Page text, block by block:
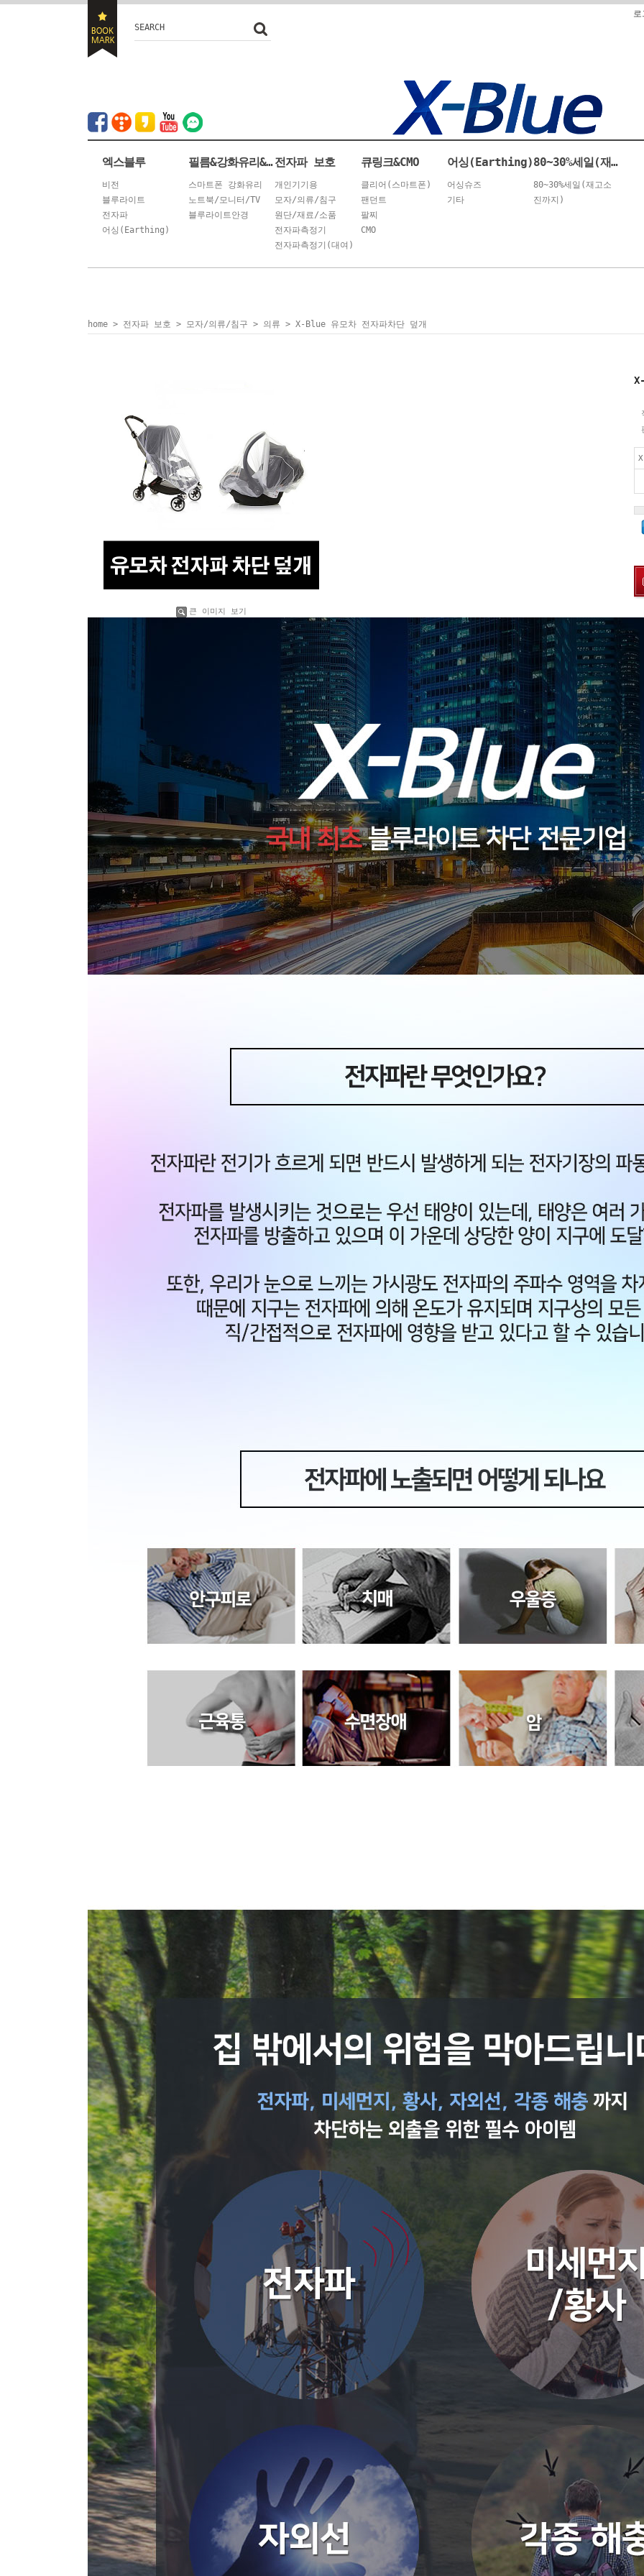
SEARCH
로
엑스블루
비전
블루라이트
전자파
어싱(Earthing)
필름&강화유리&안경
스마트폰 강화유리
노트북/모니터/TV
블루라이트안경
전자파 보호
개인기기용
모자/의류/침구
원단/재료/소품
전자파측정기
전자파측정기(대여)
큐링크&CMO
클리어(스마트폰)
팬던트
팔찌
CMO
어싱(Earthing)
어싱슈즈
기타
80~30%세일(재고소진까지)
80~30%세일(재고소
진까지)
home > 전자파 보호 > 모자/의류/침구 > 의류 > X-Blue 유모차 전자파차단 덮개
큰 이미지 보기